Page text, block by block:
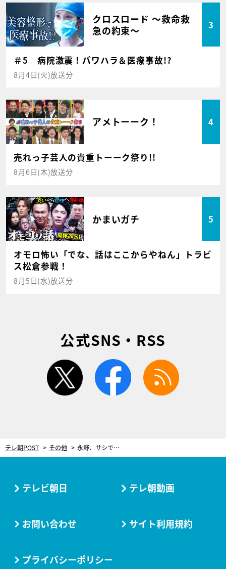
クロスロード ～救命救
急の約束～
3
＃5 病院激震！パワハラ＆医療事故!?
8月4日(火)放送分
アメトーーク！ 4
売れっ子芸人の貴重トーーク祭り!!
8月6日(木)放送分
かまいガチ 5
オモロ怖い「でな、話はここからやねん」トラビ
ス松倉参戦！
8月5日(水)放送分
公式SNS・RSS
twitter facebook
テレ朝POST その他 永野、サシで飲みに行きたい大物俳優の魅力を熱弁！「努力を超えたとこから出てきてる」
テレビ朝日 テレ朝動画
お問い合わせ サイト利用規約
プライバシーポリシー